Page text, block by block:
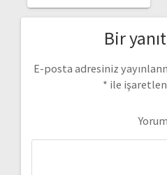
Bir
E-posta adresiniz
* ile
Yorum